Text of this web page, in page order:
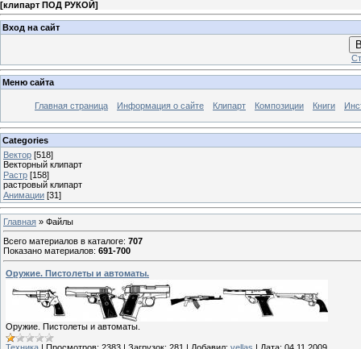
[клипарт ПОД РУКОЙ]
Вход на сайт
Меню сайта
Главная страница Информация о сайте Клипарт Композиции Книги
Categories
Вектор [518]
Векторный клипарт
Растр [158]
растровый клипарт
Анимации [31]
Главная » Файлы
Всего материалов в каталоге: 707
Показано материалов: 691-700
Оружие. Пистолеты и автоматы.
Оружие. Пистолеты и автоматы.